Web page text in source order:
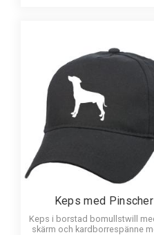
Keps med Pinscher
Keps i borstad bomullstwill
skärm och kardborrespänne